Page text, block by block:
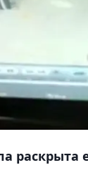
раскрыта